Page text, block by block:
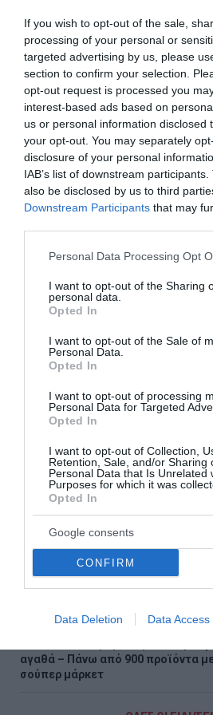
If you wish to opt-out of the sale,
processing of your personal or
targeted advertising by us, please
section to confirm your selection.
opt-out request is processed you
interest-based ads based on
us or personal information disclosed
your opt-out. You may separately
disclosure of your personal
IAB’s list of downstream
also be disclosed by us to third
Downstream Participants that may
Please note that this website/app
not limited to your visit or usage
grant or deny consent to Google and
use your data for below specified
consent section.
Personal Data Processing Opt
I want to opt-out of the Sharing
personal data.
Opted In
I want to opt-out of the Sale of
Personal Data.
Opted In
I want to opt-out of processing
Personal Data for Targeted
Opted In
I want to opt-out of Collection,
Retention, Sale, and/or Sharing
Personal Data that Is Unrelated
Purposes for which it was
Opted In
Google consents
CONFIRM
Data Deletion Data Access
ειδήσεις
Ροή
Δασικές πυρκαγιές: Η πρόληψη και
προετοιμασία στο επίκεντρο
Κατσαφάδος: Από 10 Αυγούστου οι
αποζημίωσης για τους
Σεπτεμβρίου τα αντιπλημμυρικά
Ελλάδα περνά στην εποχή του 6G
Νέο χωροταξικό για τον τουρισμό:
«Τουρισμός για Όλους 2026-2027»:
Πόρτο Γερμενό: Σε εξέλιξη οι
μετά την καταστροφική πυρκαγιά –
Υπόθεση Marfin: Την Τρίτη η
«Δεν υπάρχει ταυτοποίηση»,
αναδασωτέες περιοχές της
αγαθά – Πάνω από 900 προϊόντα
σούπερ μάρκετ